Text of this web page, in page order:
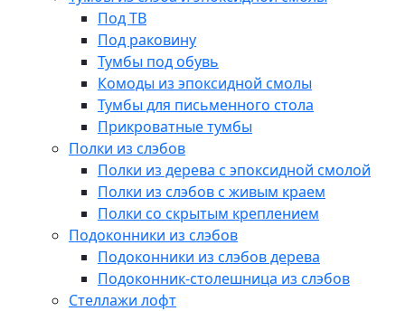
Под ТВ
Под раковину
Тумбы под обувь
Комоды из эпоксидной смолы
Тумбы для письменного стола
Прикроватные тумбы
Полки из слэбов
Полки из дерева с эпоксидной смолой
Полки из слэбов с живым краем
Полки со скрытым креплением
Подоконники из слэбов
Подоконники из слэбов дерева
Подоконник-столешница из слэбов
Стеллажи лофт